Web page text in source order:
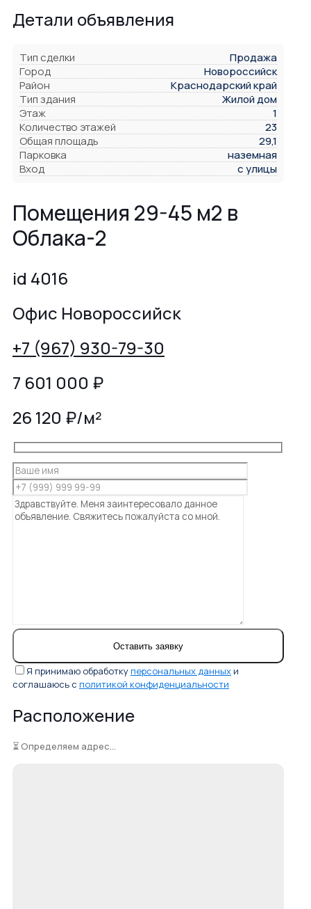
Детали объявления
Тип сделки
Продажа
Город
Новороссийск
Район
Краснодарский край
Тип здания
Жилой дом
Этаж
1
Количество этажей
23
Общая площадь
29,1
Парковка
наземная
Вход
с улицы
Помещения 29-45 м2 в
Облака-2
id 4016
Офис Новороссийск
+7 (967) 930-79-30
7 601 000 ₽
26 120 ₽/м²
Я принимаю обработкуперсональных данных и
соглашаюсь с политикой конфиденциальности
Расположение
⏳ Определяем адрес...